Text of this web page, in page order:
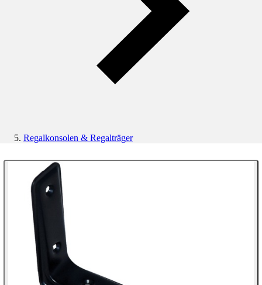
Regalkonsolen & Regalträger